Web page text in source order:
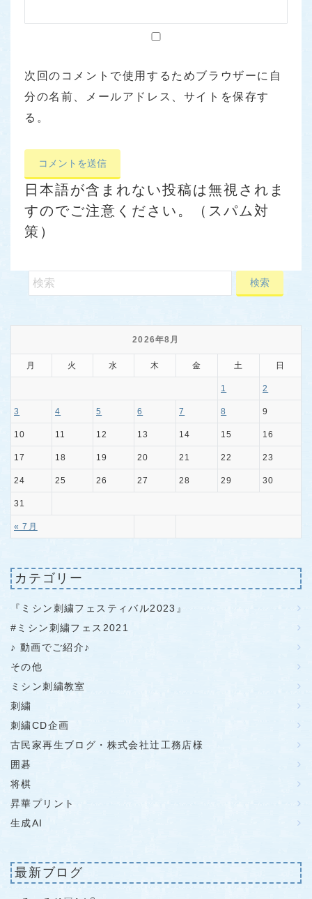
次回のコメントで使用するためブラウザーに自
分の名前、メールアドレス、サイトを保存す
る。
日本語が含まれない投稿は無視されま
すのでご注意ください。（スパム対
策）
2026年8月
月 火 水 木 金 土 日
« 7月
1 2
3 4 5 6 7 8 9
10 11 12 13 14 15 16
17 18 19 20 21 22 23
24 25 26 27 28 29 30
31
カテゴリー
『ミシン刺繍フェスティバル2023』
#ミシン刺繍フェス2021
♪ 動画でご紹介♪
その他
ミシン刺繍教室
刺繍
刺繍CD企画
古民家再生ブログ・株式会社辻工務店様
囲碁
将棋
昇華プリント
生成AI
最新ブログ